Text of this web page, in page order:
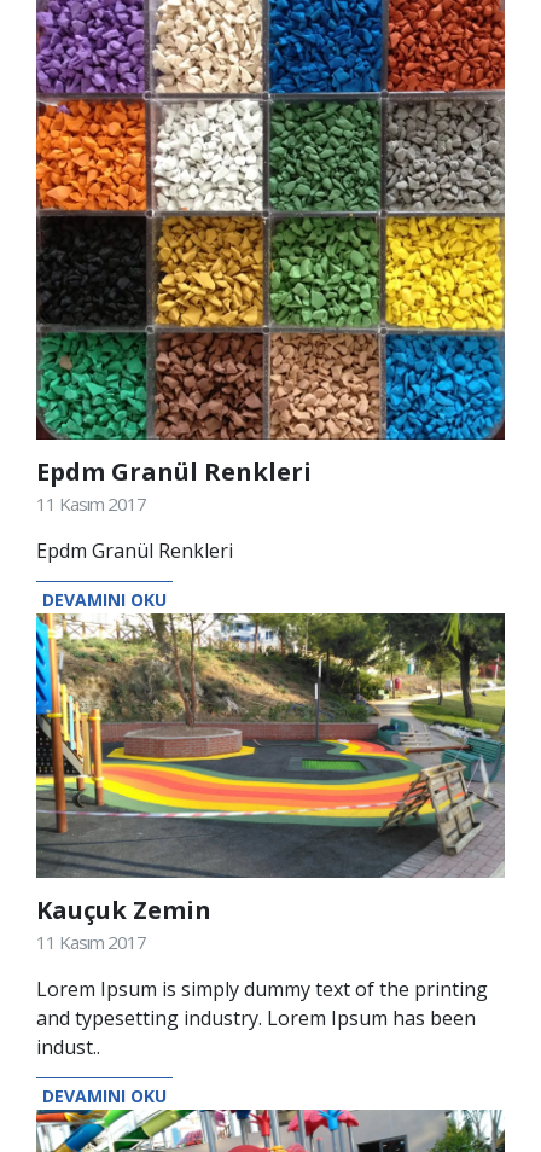
Epdm Granül Renkleri
11 Kasım 2017
Epdm Granül Renkleri
DEVAMINI OKU
Kauçuk Zemin
11 Kasım 2017
Lorem Ipsum is simply dummy text of the printing
and typesetting industry. Lorem Ipsum has been
indust..
DEVAMINI OKU